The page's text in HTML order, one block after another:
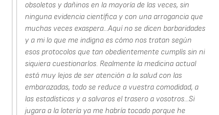
obsoletos y dañinos en la mayoría de las veces, sin
ninguna evidencia científica y con una arrogancia que
muchas veces exaspera...Aquí no se dicen barbaridades
y a mi lo que me indigna es cómo nos tratan según
esos protocolos que tan obedientemente cumplís sin ni
siquiera cuestionarlos. Realmente la medicina actual
está muy lejos de ser atención a la salud con las
embarazadas, todo se reduce a vuestra comodidad, a
las estadísticas y a salvaros el trasero a vosotros...Si
jugara a la lotería ya me habría tocado porque he